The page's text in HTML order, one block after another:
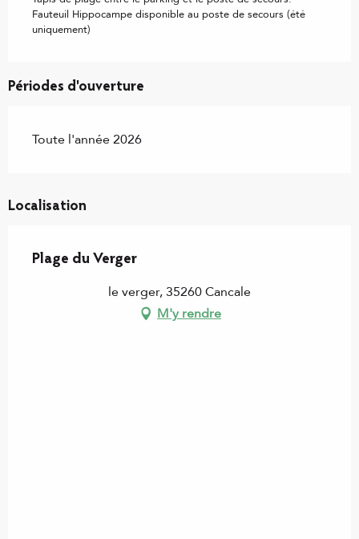
Fauteuil Hippocampe disponible au poste de secours (été
uniquement)
Périodes d'ouverture
Toute l'année 2026
Localisation
Plage du Verger
le verger, 35260 Cancale
M'y rendre